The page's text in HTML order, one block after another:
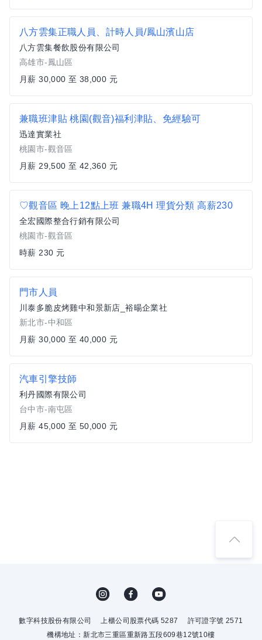
八方雲集正職人員、計時人員/鳳山濱山店
八方雲集餐飲股份有限公司
高雄市-鳳山區
月薪 30,000 至 38,000 元
兼職班津貼 桃園(觀音)福利津貼、免經驗可
迅達實業社
桃園市-觀音區
月薪 29,500 至 42,360 元
♡觀音區 晚上12點上班 兼職4H 理貨分類 高薪230
全宏國際整合行銷有限公司
桃園市-觀音區
時薪 230 元
門市人員
川泰多脆皮烤雞中和景新店_裕暘企業社
新北市-中和區
月薪 30,000 至 40,000 元
汽車引擎技師
利丹國際有限公司
台中市-南屯區
月薪 45,000 至 50,000 元
數字科技股份有限公司 上櫃公司股票代碼 5287
許可證字號 2571
機構地址：新北市三重區重新路五段609巷12號10樓